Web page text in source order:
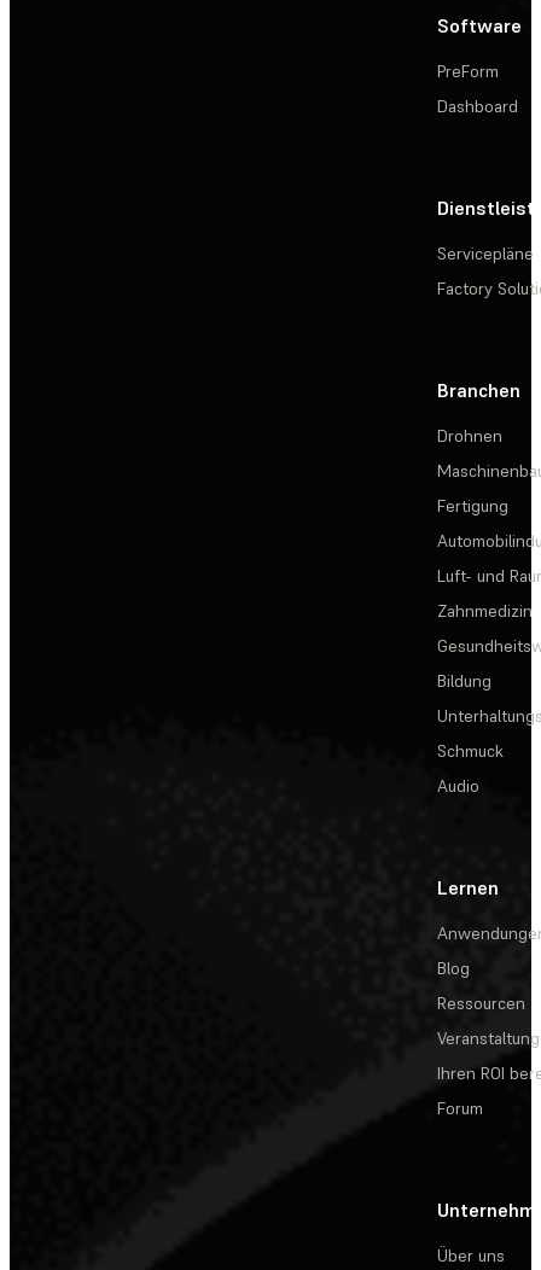
Software
PreForm
Dashboard
Servicepläne
Factory
Branchen
Drohnen
Fertigung
Luft- und
Zahnmedizin
Bildung
Schmuck
Audio
Lernen
Blog
Ressourcen
Ihren ROI
Forum
Über uns